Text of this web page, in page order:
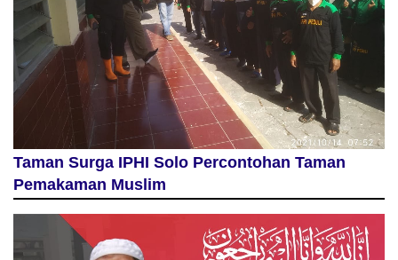
Taman Surga IPHI Solo Percontohan Taman
Pemakaman Muslim